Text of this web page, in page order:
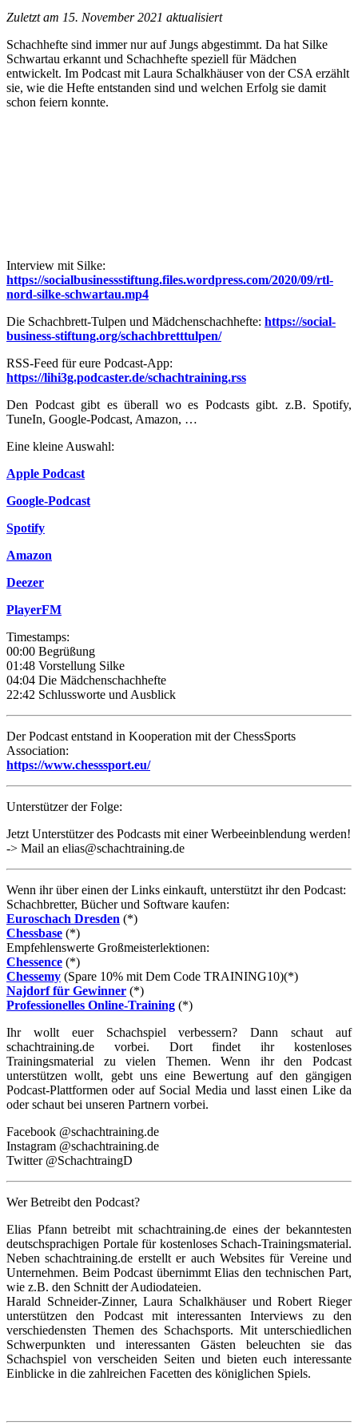
Zuletzt am 15. November 2021 aktualisiert
Schachhefte sind immer nur auf Jungs abgestimmt. Da hat Silke
Schwartau erkannt und Schachhefte speziell für Mädchen
entwickelt. Im Podcast mit Laura Schalkhäuser von der CSA erzählt
sie, wie die Hefte entstanden sind und welchen Erfolg sie damit
schon feiern konnte.
Interview mit Silke:
https://socialbusinessstiftung.files.wordpress.com/2020/09/rtl-
nord-silke-schwartau.mp4
Die Schachbrett-Tulpen und Mädchenschachhefte: https://social-
business-stiftung.org/schachbretttulpen/
RSS-Feed für eure Podcast-App:
https://lihi3g.podcaster.de/schachtraining.rss
Den Podcast gibt es überall wo es Podcasts gibt. z.B. Spotify,
TuneIn, Google-Podcast, Amazon, …
Eine kleine Auswahl:
Apple Podcast
Google-Podcast
Spotify
Amazon
Deezer
PlayerFM
Timestamps:
00:00 Begrüßung
01:48 Vorstellung Silke
04:04 Die Mädchenschachhefte
22:42 Schlussworte und Ausblick
Der Podcast entstand in Kooperation mit der ChessSports
Association:
https://www.chesssport.eu/
Unterstützer der Folge:
Jetzt Unterstützer des Podcasts mit einer Werbeeinblendung werden!
-> Mail an elias@schachtraining.de
Wenn ihr über einen der Links einkauft, unterstützt ihr den Podcast:
Schachbretter, Bücher und Software kaufen:
Euroschach Dresden (*)
Chessbase (*)
Empfehlenswerte Großmeisterlektionen:
Chessence (*)
Chessemy (Spare 10% mit Dem Code TRAINING10)(*)
Najdorf für Gewinner (*)
Professionelles Online-Training (*)
Ihr wollt euer Schachspiel verbessern? Dann schaut auf
schachtraining.de vorbei. Dort findet ihr kostenloses
Trainingsmaterial zu vielen Themen. Wenn ihr den Podcast
unterstützen wollt, gebt uns eine Bewertung auf den gängigen
Podcast-Plattformen oder auf Social Media und lasst einen Like da
oder schaut bei unseren Partnern vorbei.
Facebook @schachtraining.de
Instagram @schachtraining.de
Twitter @SchachtraingD
Wer Betreibt den Podcast?
Elias Pfann betreibt mit schachtraining.de eines der bekanntesten
deutschsprachigen Portale für kostenloses Schach-Trainingsmaterial.
Neben schachtraining.de erstellt er auch Websites für Vereine und
Unternehmen. Beim Podcast übernimmt Elias den technischen Part,
wie z.B. den Schnitt der Audiodateien.
Harald Schneider-Zinner, Laura Schalkhäuser und Robert Rieger
unterstützen den Podcast mit interessanten Interviews zu den
verschiedensten Themen des Schachsports. Mit unterschiedlichen
Schwerpunkten und interessanten Gästen beleuchten sie das
Schachspiel von verscheiden Seiten und bieten euch interessante
Einblicke in die zahlreichen Facetten des königlichen Spiels.